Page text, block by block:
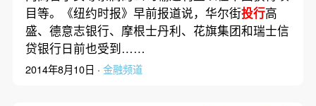
目等。《纽约时报》早前报道说，华尔街投行高
盛、德意志银行、摩根士丹利、花旗集团和瑞士信
贷银行日前也受到……
2014年8月10日 · 金融频道